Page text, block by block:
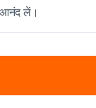
आनंद लें।